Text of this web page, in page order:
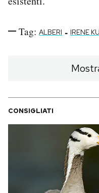
Tag: ALBERI - IRENE
CONSIGLIATI